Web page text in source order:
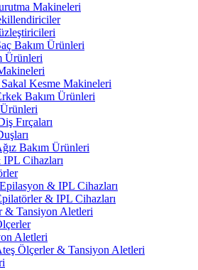
Makineleri
Bakım Ürünleri
Ürünleri
Kesme Makineleri
Bakım Ürünleri
Fırçaları
Bakım Ürünleri
Cihazları
& IPL Cihazları
& IPL Cihazları
& Tansiyon Aletleri
Aletleri
Ölçerler & Tansiyon Aletleri